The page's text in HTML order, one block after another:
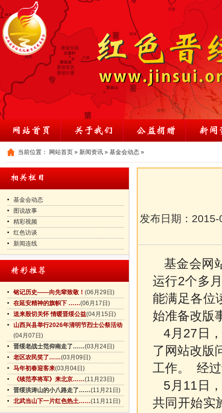
当前位置： 网站首页 » 新闻资讯 » 基金会动态 »
基金会动态
图说故事
精彩视频
红色访谈
新闻连线
铭记历史——向先辈致敬！ (06月29日)
在延安精神的旗帜下 ……(06月17日)
送来殷切关怀 情暖晋绥公益(04月15日)
山西兴县举行2026年清明节烈士公祭活动
(04月07日)
晋绥老战士范仰南走了……(03月24日)
老区农民笑了……(03月09日)
马年初春迎客来(03月04日)
《续范亭将军》来北京……(11月23日)
晋绥洪涛山的小八路走了……(11月21日)
北武当山下一片红色热土……(11月11日)
发布日期： 2015-
基金会网
运行2个多
能满足各位
始准备改
4月27日
了网站改版
工作。
经
5月11日
共同开始实